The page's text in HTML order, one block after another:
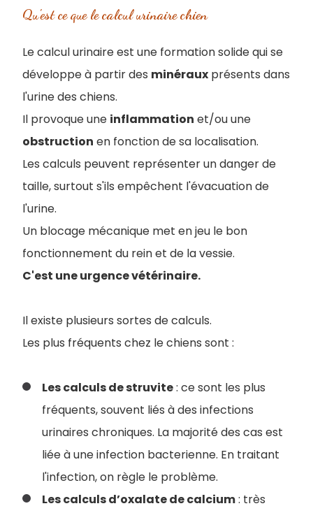
Qu'est ce que le calcul urinaire chien
Le calcul urinaire est une formation solide qui se
développe à partir des minéraux présents dans
l'urine des chiens.
Il provoque une inflammation et/ou une
obstruction en fonction de sa localisation.
Les calculs peuvent représenter un danger de
taille, surtout s'ils empêchent l'évacuation de
l'urine.
Un blocage mécanique met en jeu le bon
fonctionnement du rein et de la vessie.
C'est une urgence vétérinaire.
Il existe plusieurs sortes de calculs.
Les plus fréquents chez le chiens sont :
Les calculs de struvite: ce sont les plus
fréquents, souvent liés à des infections
urinaires chroniques. La majorité des cas est
liée à une infection bacterienne. En traitant
l'infection, on règle le problème.
Les calculs d’oxalate de calcium: très